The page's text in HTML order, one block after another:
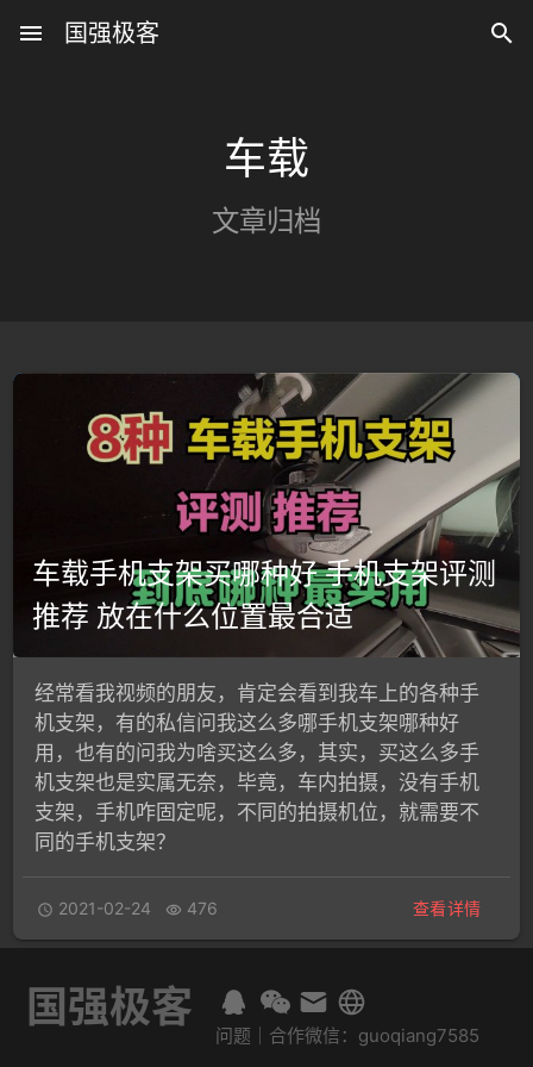
menu 国强极客 
车载
文章归档
车载手机支架买哪种好 手机支架评测
推荐 放在什么位置最合适
经常看我视频的朋友，肯定会看到我车上的各种手
机支架，有的私信问我这么多哪手机支架哪种好
用，也有的问我为啥买这么多，其实，买这么多手
机支架也是实属无奈，毕竟，车内拍摄，没有手机
支架，手机咋固定呢，不同的拍摄机位，就需要不
同的手机支架？
 2021-02-24  476 查看详情
国强极客
问题｜合作微信：guoqiang7585